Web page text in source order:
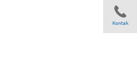
Kontak